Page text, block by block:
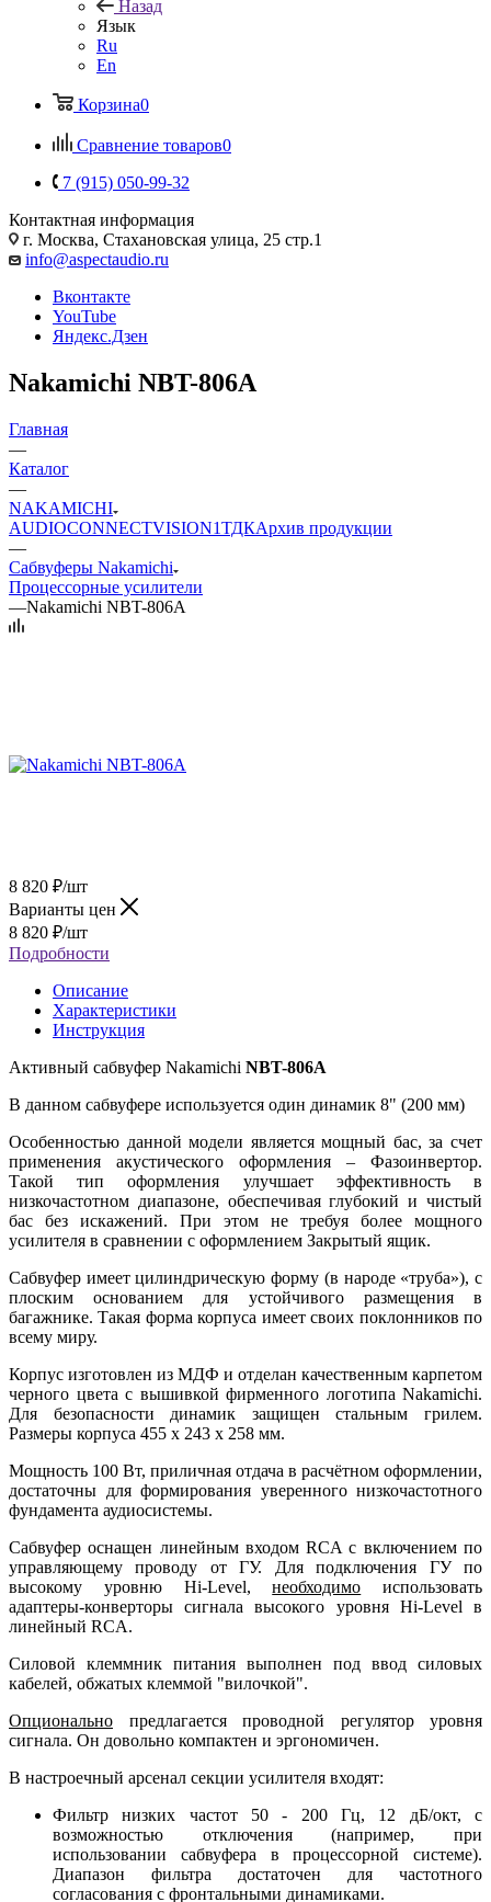
Назад
Язык
Ru
En
Корзина0
Сравнение товаров0
7 (915) 050-99-32
Контактная информация
г. Москва, Стахановская улица, 25 стр.1
info@aspectaudio.ru
Вконтакте
YouTube
Яндекс.Дзен
Nakamichi NBT-806A
Главная
—
Каталог
—
NAKAMICHI
AUDIOCONNECTVISION1ТДКАрхив продукции
—
Сабвуферы Nakamichi
Процессорные усилители
—Nakamichi NBT-806A
8 820 ₽/шт
Варианты цен
8 820 ₽/шт
Подробности
Описание
Характеристики
Инструкция
Активный сабвуфер Nakamichi NBT-806A
В данном сабвуфере используется один динамик 8" (200 мм)
Особенностью данной модели является мощный бас, за счет
применения акустического оформления – Фазоинвертор.
Такой тип оформления улучшает эффективность в
низкочастотном диапазоне, обеспечивая глубокий и чистый
бас без искажений. При этом не требуя более мощного
усилителя в сравнении с оформлением Закрытый ящик.
Сабвуфер имеет цилиндрическую форму (в народе «труба»), с
плоским основанием для устойчивого размещения в
багажнике. Такая форма корпуса имеет своих поклонников по
всему миру.
Корпус изготовлен из МДФ и отделан качественным карпетом
черного цвета c вышивкой фирменного логотипа Nakamichi.
Для безопасности динамик защищен стальным грилем.
Размеры корпуса 455 х 243 х 258 мм.
Мощность 100 Вт, приличная отдача в расчётном оформлении,
достаточны для формирования уверенного низкочастотного
фундамента аудиосистемы.
Сабвуфер оснащен линейным входом RCA с включением по
управляющему проводу от ГУ. Для подключения ГУ по
высокому уровню Hi-Level,необходимо использовать
адаптеры-конверторы сигнала высокого уровня Hi-Level в
линейный RCA.
Силовой клеммник питания выполнен под ввод силовых
кабелей, обжатых клеммой "вилочкой".
Опционально предлагается проводной регулятор уровня
сигнала. Он довольно компактен и эргономичен.
В настроечный арсенал секции усилителя входят:
Фильтр низких частот 50 - 200 Гц, 12 дБ/окт, с
возможностью отключения (например, при
использовании сабвуфера в процессорной системе).
Диапазон фильтра достаточен для частотного
согласования с фронтальными динамиками.